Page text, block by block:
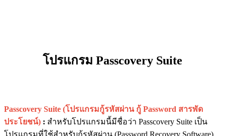
โปรแกรม Passcovery Suite
Passcovery Suite (โปรแกรมกู้รหัสผ่าน กู้ Password สารพัด
ประโยชน์) : สำหรับโปรแกรมนี้มีชื่อว่า Passcovery Suite เป็น